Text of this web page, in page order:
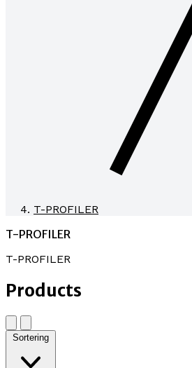
T-PROFILER
T-PROFILER
T-PROFILER
Products
Sortering